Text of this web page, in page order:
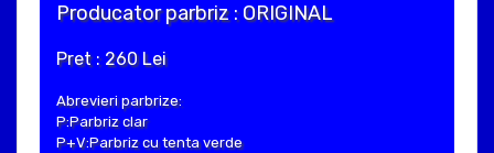
Producator parbriz : ORIGINAL
Pret : 260 Lei
Abrevieri parbrize:
P:Parbriz clar
P+V:Parbriz cu tenta verde